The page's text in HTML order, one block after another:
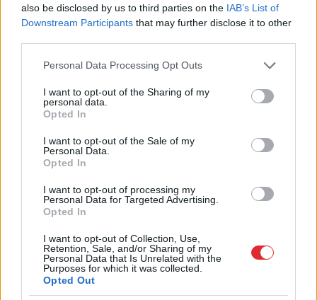
also be disclosed by us to third parties on the IAB’s List of
Downstream Participants that may further disclose it to other
Please note that this website/app uses one or more Google
not limited to your visit or usage behaviour. You may click to
grant or deny consent to Google and its third-party tags to
use your data for below specified purposes in below Google
consent section.
Personal Data Processing Opt Outs
I want to opt-out of the Sharing of my
personal data.
Opted In
I want to opt-out of the Sale of my
Personal Data.
Opted In
I want to opt-out of processing my
Personal Data for Targeted Advertising.
Opted In
I want to opt-out of Collection, Use,
Retention, Sale, and/or Sharing of my
Personal Data that Is Unrelated with the
Purposes for which it was collected.
Opted Out
Braucienstaksometrā šovasar
būs dārgāks nekā iepriekš. Ar
ko tas skaidrojams?
sejas aizsargmaskas
Taksometru
naudas karš:
ar “baltajiem”
LA.LV aicina portāla lietotājus, rakstot komentārus, ievērot
pieklājību, nekurināt naidu un iztikt bez rupjībām.
Skatīt komentārus (48)